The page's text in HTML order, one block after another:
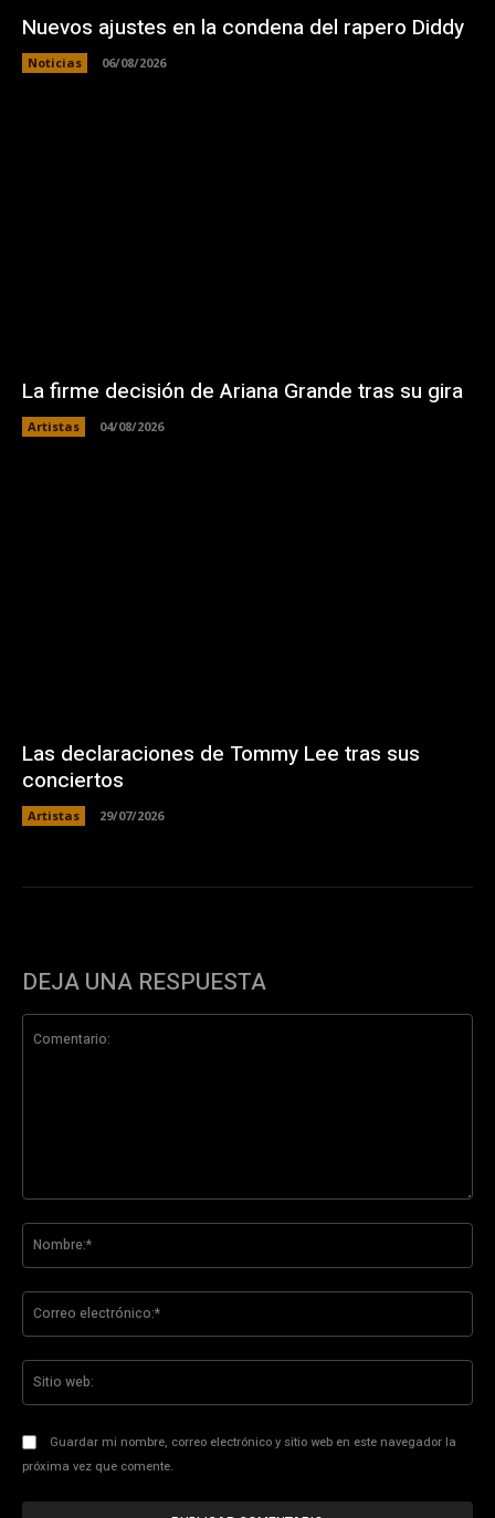
Nuevos ajustes en la condena del rapero Diddy
Noticias 06/08/2026
La firme decisión de Ariana Grande tras su gira
Artistas 04/08/2026
Las declaraciones de Tommy Lee tras sus
conciertos
Artistas 29/07/2026
DEJA UNA RESPUESTA
Guardar mi nombre, correo electrónico y sitio web en este navegador la
próxima vez que comente.